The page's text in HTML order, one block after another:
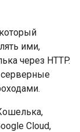
ими,
через HTTP.
серверные
Cloud,